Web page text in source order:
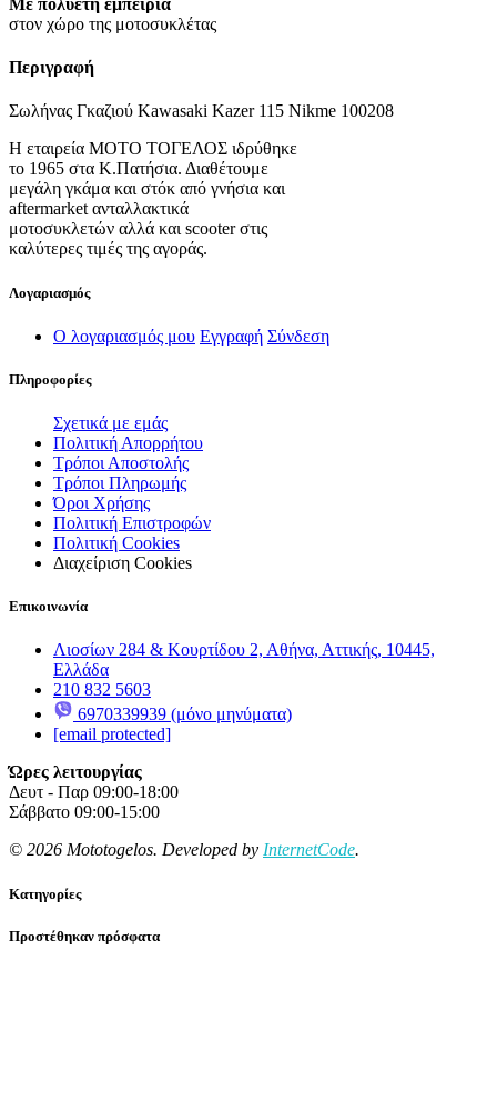
στον χώρο της μοτοσυκλέτας
Περιγραφή
Σωλήνας Γκαζιού Kawasaki Kazer 115 Nikme 100208
Η εταιρεία ΜΟΤΟ ΤΟΓΕΛΟΣ ιδρύθηκε
το 1965 στα Κ.Πατήσια. Διαθέτουμε
μεγάλη γκάμα και στόκ από γνήσια και
aftermarket ανταλλακτικά
μοτοσυκλετών αλλά και scooter στις
καλύτερες τιμές της αγοράς.
Λογαριασμός
Ο λογαριασμός μου Εγγραφή Σύνδεση
Πληροφορίες
Σχετικά με εμάς
Πολιτική Απορρήτου
Τρόποι Αποστολής
Τρόποι Πληρωμής
Όροι Χρήσης
Πολιτική Επιστροφών
Πολιτική Cookies
Διαχείριση Cookies
Επικοινωνία
Λιοσίων 284 & Κουρτίδου 2, Αθήνα, Αττικής, 10445,
Ελλάδα
210 832 5603
6970339939 (μόνο μηνύματα)
[email protected]
Ώρες λειτουργίας
Δευτ - Παρ 09:00-18:00
Σάββατο 09:00-15:00
© 2026 Mototogelos. Developed by InternetCode.
Κατηγορίες
Προστέθηκαν πρόσφατα